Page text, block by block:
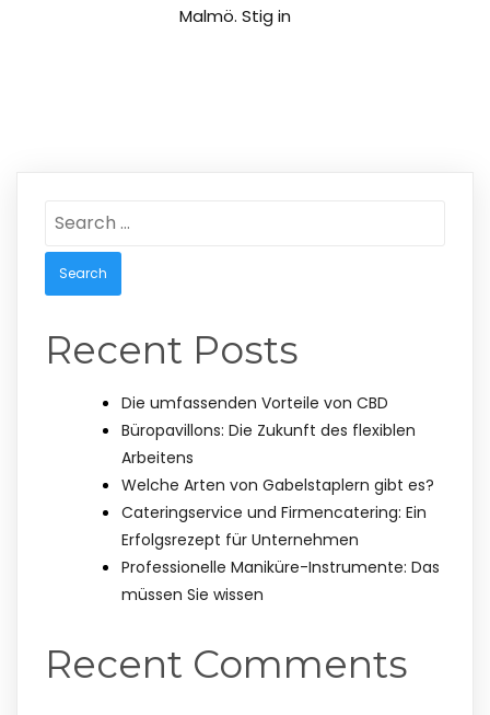
Malmö. Stig in
Search
Recent Posts
Die umfassenden Vorteile von CBD
Büropavillons: Die Zukunft des flexiblen
Arbeitens
Welche Arten von Gabelstaplern gibt es?
Cateringservice und Firmencatering: Ein
Erfolgsrezept für Unternehmen
Professionelle Maniküre-Instrumente: Das
müssen Sie wissen
Recent Comments